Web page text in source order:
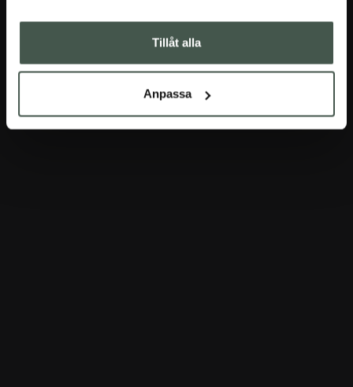
Tillåt alla
Anpassa